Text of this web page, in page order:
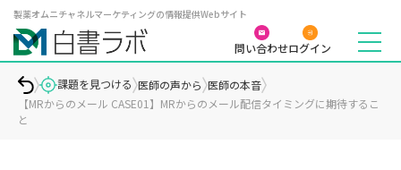
製薬オムニチャネルマーケティングの情報提供Webサイト
問い合わせログイン
課題を見つける 医師の声から 医師の本音
【MRからのメール CASE01】MRからのメール配信タイミングに期待するこ
と